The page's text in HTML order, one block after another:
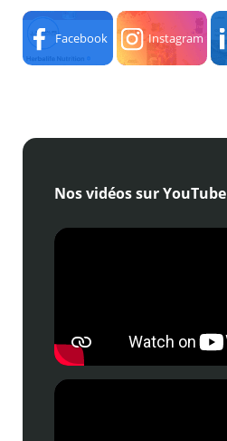
Facebook Instagram
Nos vidéos sur YouTube